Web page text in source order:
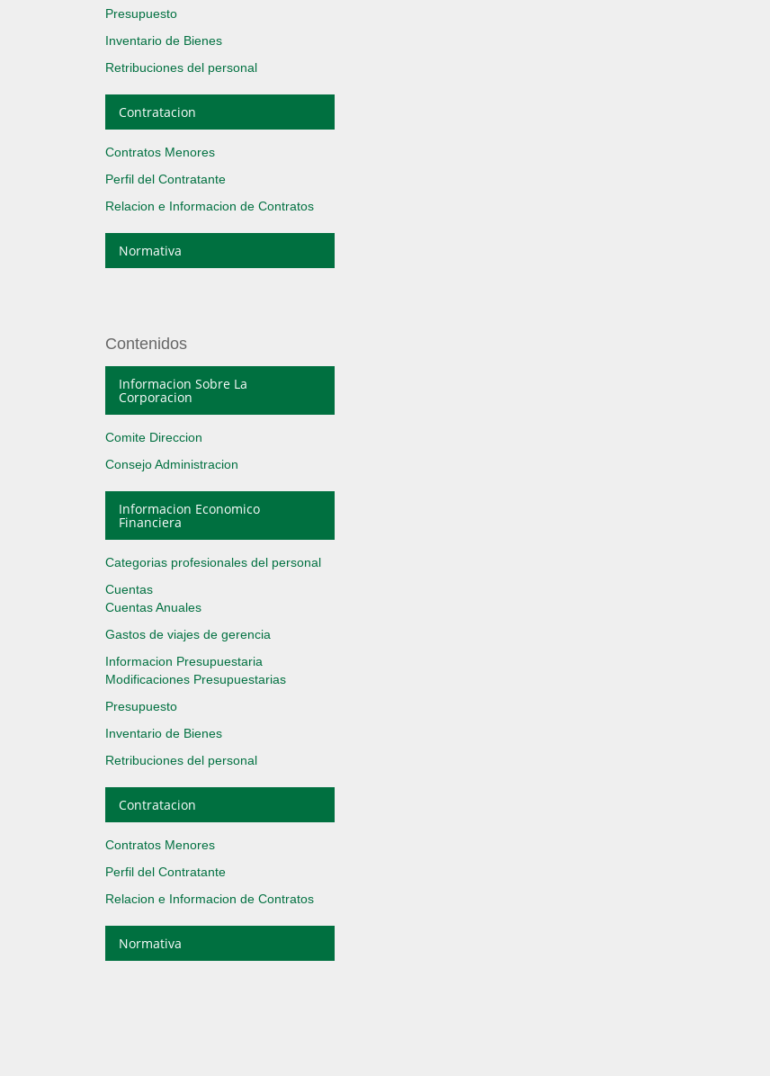
Presupuesto
Inventario de Bienes
Retribuciones del personal
Contratacion
Contratos Menores
Perfil del Contratante
Relacion e Informacion de Contratos
Normativa
Contenidos
Informacion Sobre La
Corporacion
Comite Direccion
Consejo Administracion
Informacion Economico
Financiera
Categorias profesionales del personal
Cuentas
Cuentas Anuales
Gastos de viajes de gerencia
Informacion Presupuestaria
Modificaciones Presupuestarias
Presupuesto
Inventario de Bienes
Retribuciones del personal
Contratacion
Contratos Menores
Perfil del Contratante
Relacion e Informacion de Contratos
Normativa